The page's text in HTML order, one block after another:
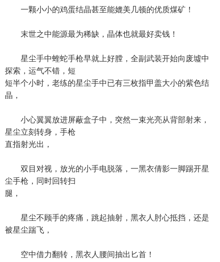
一颗小小的鸡蛋结晶甚至能媲美几顿的优质煤矿！
末世之中能源最为稀缺，晶体也就最好卖钱！
星尘手中蝰蛇手枪早就上好膛，全副武装开始向废墟中
探索，运气不错，短
短半个小时，老练的星尘手中已有三枚指甲盖大小的紫色结
晶，
小心翼翼放进屏蔽盒子中，突然一束光亮从背部射来，
星尘立刻转身，手枪
直指射光出，
双目对视，放光的小手电脱落，一黑衣倩影一脚踢开星
尘手枪，同时回转扫
腿，
星尘不顾手的疼痛，跳起抽射，黑衣人肘心抵挡，还是
被星尘踹飞，
空中借力翻转，黑衣人腰间抽出匕首！